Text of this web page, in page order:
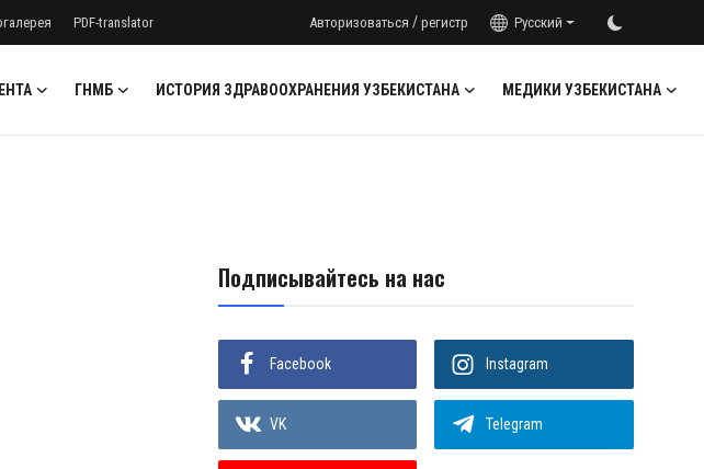
PDF-translator Авторизоваться / регистр Русский
ГНМБ ИСТОРИЯ ЗДРАВООХРАНЕНИЯ УЗБЕКИСТАНА МЕДИКИ УЗБЕКИСТАНА
Подписывайтесь на нас
Facebook Instagram
VK Telegram